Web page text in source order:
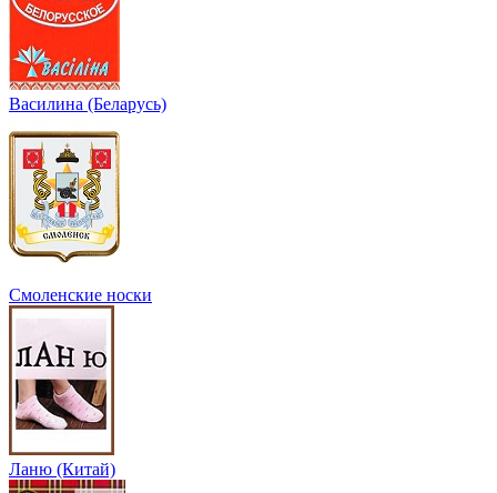
Василина (Беларусь)
Смоленские носки
Ланю (Китай)